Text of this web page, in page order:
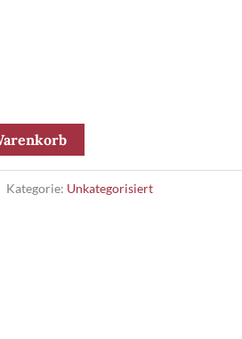
Kategorie: Unkategorisiert